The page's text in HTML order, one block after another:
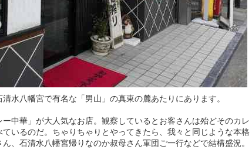
水八幡宮で有名な「男山」の真東の麓あたりにあります。
中華」が大人気なお店。観察しているとお客さんは殆どそのカレ
いるのだ。ちゃりちゃりとやってきたら、我々と同じような本格
、石清水八幡宮帰りなのか叔母さん軍団ご一行などで結構盛況。